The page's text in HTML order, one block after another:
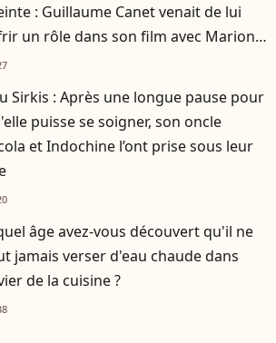
: Guillaume Canet venait de lui
un rôle dans son film avec Marion
Sirkis : Après une longue pause pour
puisse se soigner, son oncle
et Indochine l’ont prise sous leur
âge avez-vous découvert qu'il ne
jamais verser d'eau chaude dans
de la cuisine ?